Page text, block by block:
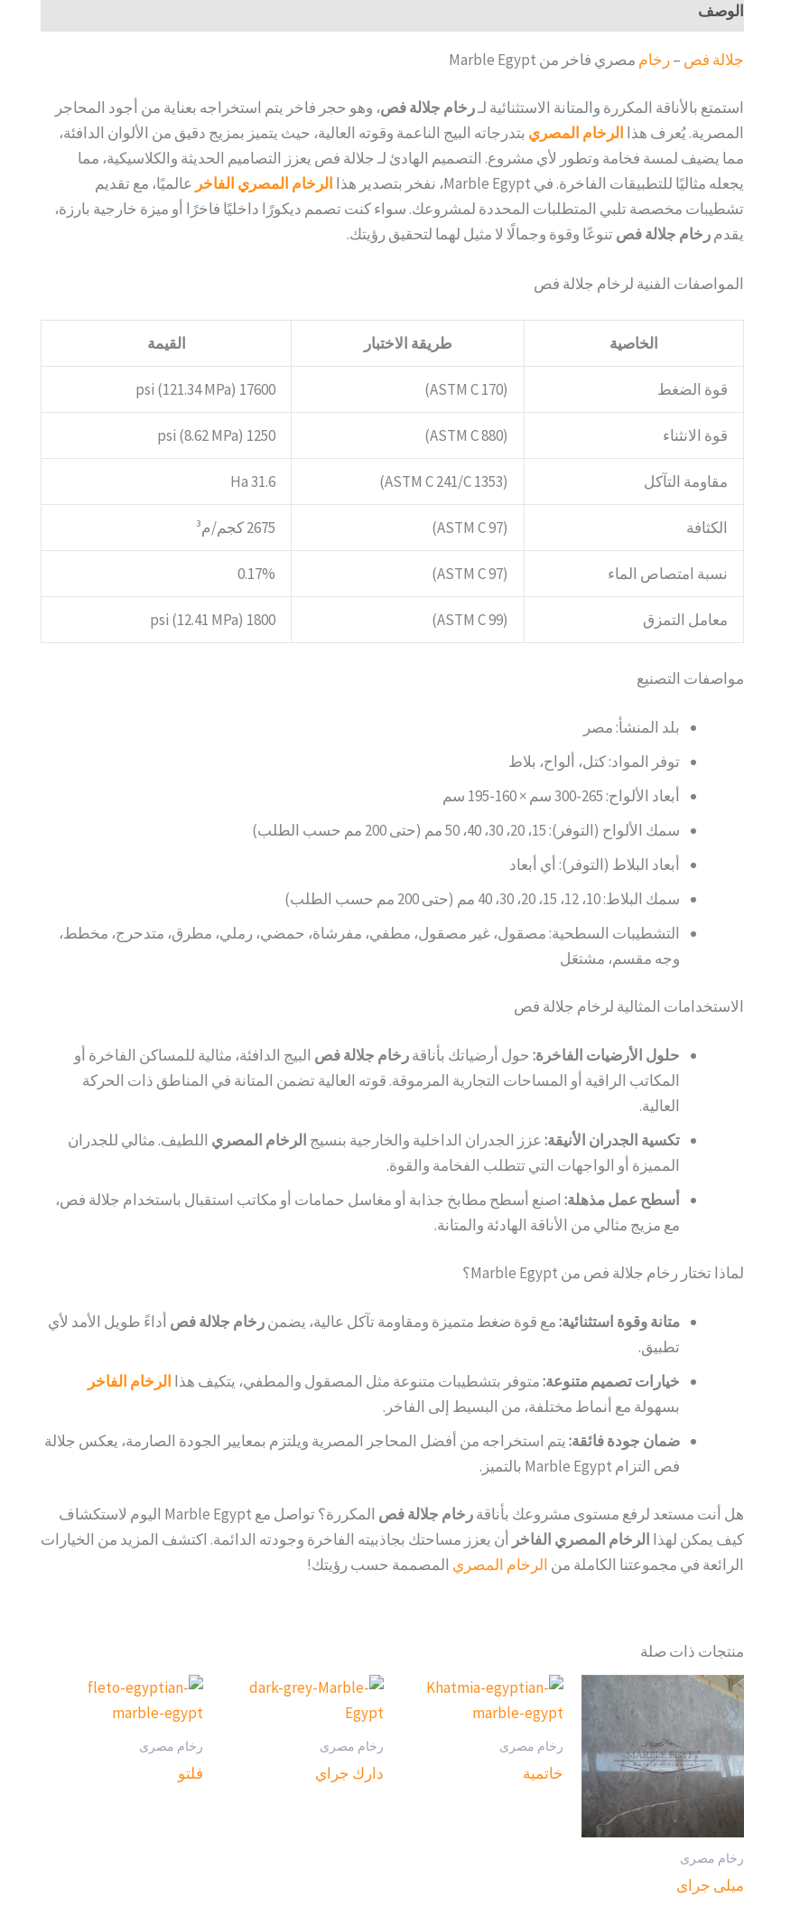
الوصف
جلالة فص –رخام مصري فاخر من Marble Egypt
استمتع بالأناقة المكررة والمتانة الاستثنائية لـرخام جلالة فص، وهو حجر فاخر يتم استخراجه بعناية من أجود المحاجر
المصرية. يُعرف هذا الرخام المصري بتدرجاته البيج الناعمة وقوته العالية، حيث يتميز بمزيج دقيق من الألوان الدافئة،
مما يضيف لمسة فخامة وتطور لأي مشروع. التصميم الهادئ لـ جلالة فص يعزز التصاميم الحديثة والكلاسيكية، مما
يجعله مثاليًا للتطبيقات الفاخرة. في Marble Egypt، نفخر بتصدير هذا
الرخام المصري الفاخر عالميًا، مع تقديم
تشطيبات مخصصة تلبي المتطلبات المحددة لمشروعك. سواء كنت تصمم ديكورًا داخليًا فاخرًا أو ميزة خارجية بارزة،
يقدمرخام جلالة فص تنوعًا وقوة وجمالًا لا مثيل لهما لتحقيق رؤيتك.
المواصفات الفنية لرخام جلالة فص
الخاصية طريقة الاختبار القيمة
قوة الضغط (ASTM C 170)
17600 psi (121.34 MPa)
قوة الانثناء (ASTM C 880)
1250 psi (8.62 MPa)
مقاومة التآكل (ASTM C 241/C 1353)
31.6 Ha
الكثافة (ASTM C 97) 2675 كجم/م³
نسبة امتصاص الماء (ASTM C 97)
0.17%
معامل التمزق (ASTM C 99)
1800 psi (12.41 MPa)
مواصفات التصنيع
بلد المنشأ: مصر
توفر المواد: كتل، ألواح، بلاط
أبعاد الألواح: 265-300 سم × 160-195 سم
سمك الألواح (التوفر): 15، 20، 30، 40، 50 مم (حتى 200 مم حسب الطلب)
أبعاد البلاط (التوفر): أي أبعاد
سمك البلاط: 10، 12، 15، 20، 30، 40 مم (حتى 200 مم حسب الطلب)
التشطيبات السطحية: مصقول، غير مصقول، مطفي، مفرشاة، حمضي، رملي، مطرق، متدحرج، مخطط،
وجه مقسم، مشتعَل
الاستخدامات المثالية لرخام جلالة فص
حلول الأرضيات الفاخرة:حول أرضياتك بأناقةرخام جلالة فص البيج الدافئة، مثالية للمساكن الفاخرة أو
المكاتب الراقية أو المساحات التجارية المرموقة. قوته العالية تضمن المتانة في المناطق ذات الحركة
العالية.
تكسية الجدران الأنيقة:عزز الجدران الداخلية والخارجية بنسيج الرخام المصري اللطيف. مثالي للجدران
المميزة أو الواجهات التي تتطلب الفخامة والقوة.
أسطح عمل مذهلة: اصنع أسطح مطابخ جذابة أو مغاسل حمامات أو مكاتب استقبال باستخدام جلالة فص،
مع مزيج مثالي من الأناقة الهادئة والمتانة.
لماذا تختار رخام جلالة فص من Marble Egypt؟
متانة وقوة استثنائية:مع قوة ضغط متميزة ومقاومة تآكل عالية، يضمنرخام جلالة فص أداءً طويل الأمد لأي
تطبيق.
خيارات تصميم متنوعة:متوفر بتشطيبات متنوعة مثل المصقول والمطفي، يتكيف هذا الرخام الفاخر
بسهولة مع أنماط مختلفة، من البسيط إلى الفاخر.
ضمان جودة فائقة:يتم استخراجه من أفضل المحاجر المصرية ويلتزم بمعايير الجودة الصارمة، يعكس جلالة
فص التزام Marble Egypt بالتميز.
هل أنت مستعد لرفع مستوى مشروعك بأناقةرخام جلالة فص
المكررة؟ تواصل مع Marble Egypt اليوم لاستكشاف
كيف يمكن لهذا الرخام المصري الفاخر أن يعزز مساحتك بجاذبيته الفاخرة وجودته الدائمة. اكتشف المزيد من الخيارات
الرائعة في مجموعتنا الكاملة من الرخام المصري المصممة حسب رؤيتك!
منتجات ذات صلة
رخام مصرى
ميلى جراى
رخام مصرى
خاتمية
رخام مصرى
دارك جراي
رخام مصرى
فلتو